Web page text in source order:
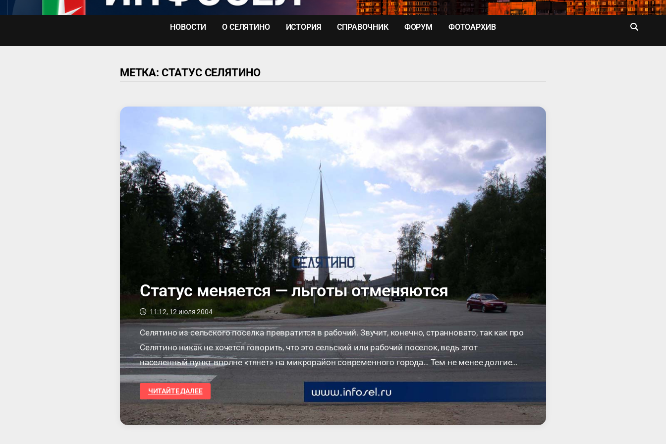
Перейти
НОВОСТИ О СЕЛЯТИНО ИСТОРИЯ СПРАВОЧНИК ФОРУМ ФОТОАРХИВ
МЕТКА: СТАТУС СЕЛЯТИНО
Статус меняется — льготы отменяются
11:12, 12 июля 2004
Селятино из сельского поселка превратится в рабочий. Звучит, конечно, странновато, так как про
Селятино никак не хочется говорить, что это сельский или рабочий поселок, ведь этот
населенный пункт вполне «тянет» на микрорайон современного города… Тем не менее долгие
годы селятинцы …
СТАТУС
МЕНЯЕТСЯ
—
ЛЬГОТЫ
ОТМЕНЯЮТСЯ
ЧИТАЙТЕ ДАЛЕЕ